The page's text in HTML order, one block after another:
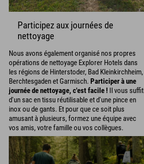
Participez aux journées de
nettoyage
Nous avons également organisé nos propres
opérations de nettoyage Explorer Hotels dans
les régions de Hinterstoder, Bad Kleinkirchheim,
Berchtesgaden et Garmisch. Participer à une
journée de nettoyage, c'est facile ! Il vous suffit
d'un sac en tissu réutilisable et d'une pince en
inox ou de gants. Et pour que ce soit plus
amusant à plusieurs, formez une équipe avec
vos amis, votre famille ou vos collègues.